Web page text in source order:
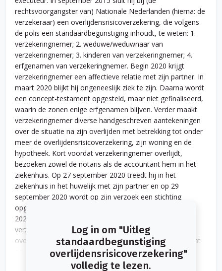
rechtsvoorgangster van) Nationale Nederlanden (hierna: de
verzekeraar) een overlijdensrisicoverzekering, die volgens
de polis een standaardbegunstiging inhoudt, te weten: 1.
verzekeringnemer; 2. weduwe/weduwnaar van
verzekeringnemer; 3. kinderen van verzekeringnemer; 4.
erfgenamen van verzekeringnemer. Begin 2020 krijgt
verzekeringnemer een affectieve relatie met zijn partner. In
maart 2020 blijkt hij ongeneeslijk ziek te zijn. Daarna wordt
een concept-testament opgesteld, maar niet gefinaliseerd,
waarin de zonen enige erfgenamen blijven. Verder maakt
verzekeringnemer diverse handgeschreven aantekeningen
over de situatie na zijn overlijden met betrekking tot onder
meer de overlijdensrisicoverzekering, zijn woning en de
hypotheek. Kort voordat verzekeringnemer overlijdt,
bezoeken zowel de notaris als de accountant hem in het
ziekenhuis. Op 27 september 2020 treedt hij in het
ziekenhuis in het huwelijk met zijn partner en op 29
september 2020 wordt op zijn verzoek een stichting
opgericht. Verzekeringnemer overlijdt op 30 september
2020. De zonen van verzekeringnemer verzoeken de
verzekeraar vervolgens de uitkering uit de
overlijdensrisicoverzekering aan hen uit te betalen. Omdat
op grond van de polis de weduwe rechthebbende op de
uitkering is, laat de verzekeraar weten aan haar te zullen
Log in om "Uitleg
standaardbegunstiging
overlijdensrisicoverzekering"
volledig te lezen.